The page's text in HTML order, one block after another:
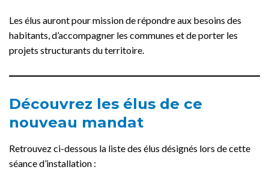
Les élus auront pour mission de répondre aux besoins des
habitants, d’accompagner les communes et de porter les
projets structurants du territoire.
Découvrez les élus de ce
nouveau mandat
Retrouvez ci-dessous la liste des élus désignés lors de cette
séance d’installation :